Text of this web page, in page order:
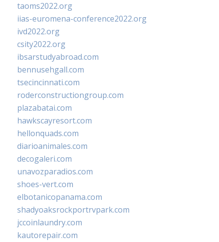
taoms2022.org
iias-euromena-conference2022.org
ivd2022.org
csity2022.org
ibsarstudyabroad.com
bennusehgall.com
tsecincinnati.com
roderconstructiongroup.com
plazabatai.com
hawkscayresort.com
hellonquads.com
diarioanimales.com
decogaleri.com
unavozparadios.com
shoes-vert.com
elbotanicopanama.com
shadyoaksrockportrvpark.com
jccoinlaundry.com
kautorepair.com